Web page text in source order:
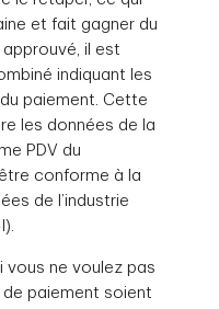
et fait gagner du
il est
indiquant les
paiement. Cette
les données de la
PDV du
conforme à la
de l’industrie
vous ne voulez pas
paiement soient